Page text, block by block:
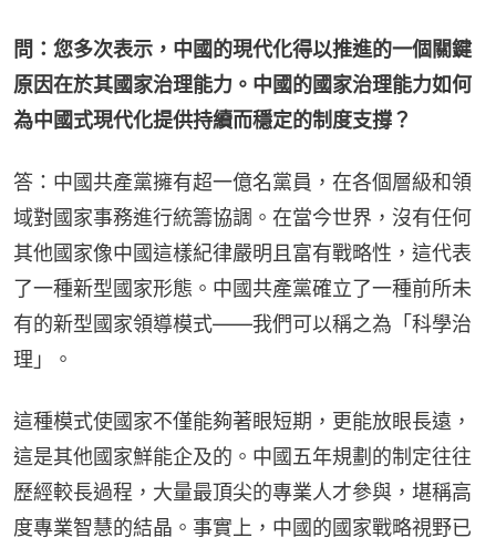
問：您多次表示，中國的現代化得以推進的一個關鍵
原因在於其國家治理能力。中國的國家治理能力如何
為中國式現代化提供持續而穩定的制度支撐？
答：中國共產黨擁有超一億名黨員，在各個層級和領
域對國家事務進行統籌協調。在當今世界，沒有任何
其他國家像中國這樣紀律嚴明且富有戰略性，這代表
了一種新型國家形態。中國共產黨確立了一種前所未
有的新型國家領導模式——我們可以稱之為「科學治
理」。
這種模式使國家不僅能夠著眼短期，更能放眼長遠，
這是其他國家鮮能企及的。中國五年規劃的制定往往
歷經較長過程，大量最頂尖的專業人才參與，堪稱高
度專業智慧的結晶。事實上，中國的國家戰略視野已